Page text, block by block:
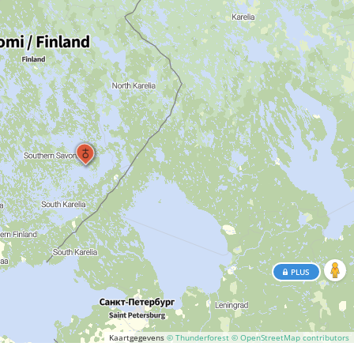
Kaartgegevens© Thunderforest © OpenStreetMap contributors
PLUS